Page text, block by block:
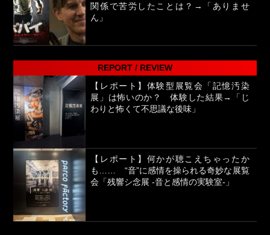
関係で苦労したことは？→「ありませ
ん」
REPORT / REVIEW
【レポート】体験型展覧会「記憶汚染
展」は怖いのか？ 体験した結果→「じ
わりと怖くて不思議な後味」
【レポート】何かが聴こえちゃったか
も…… “音”に感情を操られる奇妙な展覧
会「残響シ念展 -⾳と感情の実験室-」